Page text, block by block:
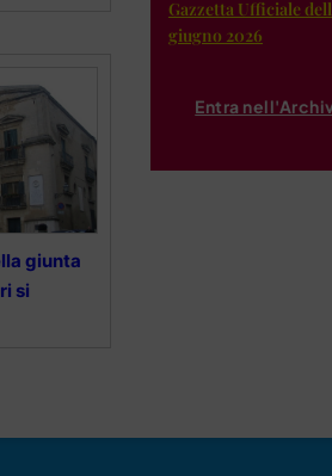
giunta
si
Gazzetta Ufficiale
giugno 2026
Entra